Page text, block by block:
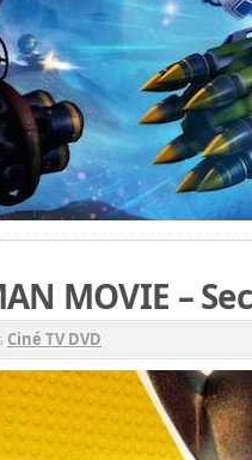
MOVIE –
Ciné TV DVD